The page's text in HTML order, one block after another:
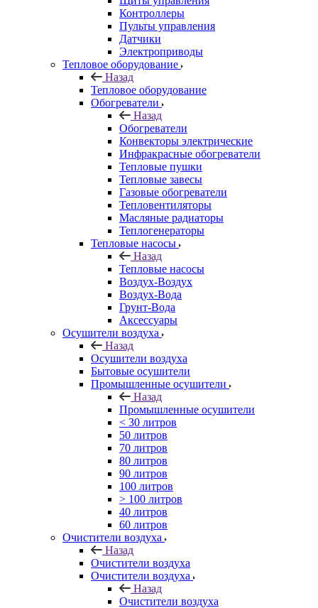
Контроллеры
Пульты управления
Датчики
Электроприводы
Тепловое оборудование
Назад
Тепловое оборудование
Обогреватели
Назад
Обогреватели
Конвекторы электрические
Инфракрасные обогреватели
Тепловые пушки
Тепловые завесы
Газовые обогреватели
Тепловентиляторы
Масляные радиаторы
Теплогенераторы
Тепловые насосы
Назад
Тепловые насосы
Воздух-Воздух
Воздух-Вода
Грунт-Вода
Аксессуары
Осушители воздуха
Назад
Осушители воздуха
Бытовые осушители
Промышленные осушители
Назад
Промышленные осушители
< 30 литров
50 литров
70 литров
80 литров
90 литров
100 литров
> 100 литров
40 литров
60 литров
Очистители воздуха
Назад
Очистители воздуха
Очистители воздуха
Назад
Очистители воздуха